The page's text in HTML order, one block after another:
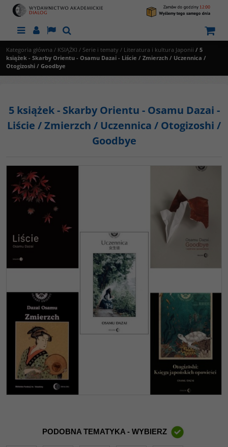
MenuPanelLangSzukaj
Kategoria główna / KSIĄŻKI / Serie i tematy / Literatura i kultura Japonii / 5
książek - Skarby Orientu - Osamu Dazai - Liście / Zmierzch / Uczennica /
Otogizoshi / Goodbye
5 książek - Skarby Orientu - Osamu Dazai -
Liście / Zmierzch / Uczennica / Otogizoshi /
Goodbye
PODOBNA TEMATYKA - WYBIERZ